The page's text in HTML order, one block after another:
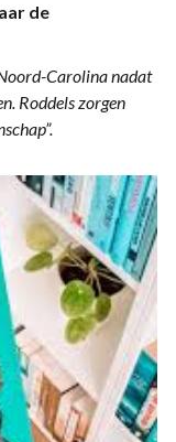
de
Carolina nadat
Roddels zorgen